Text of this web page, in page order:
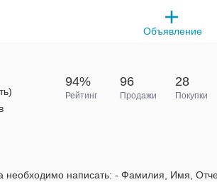
Объявление
94%
Рейтинг
96
Продажи
28
Покупки
написать: - Фамилия, Имя,